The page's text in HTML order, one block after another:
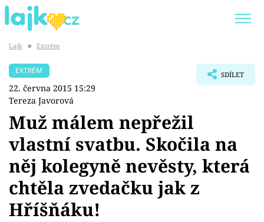
SHOPAHOLICADEL
Témata
Showbyznys
Youtubeři
Lajk ■ Extrém
EXTRÉM
22. června 2015 15:29
Tereza Javorová
SDÍLET
Muž málem nepřežil
vlastní svatbu. Skočila na
něj kolegyně nevěsty, která
chtěla zvedačku jak z
Hříšňáku!